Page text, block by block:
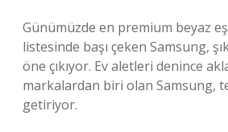
Günümüzde en premium beyaz
listesinde başı çeken Samsung,
öne çıkıyor. Ev aletleri denince
markalardan biri olan Samsung,
getiriyor.